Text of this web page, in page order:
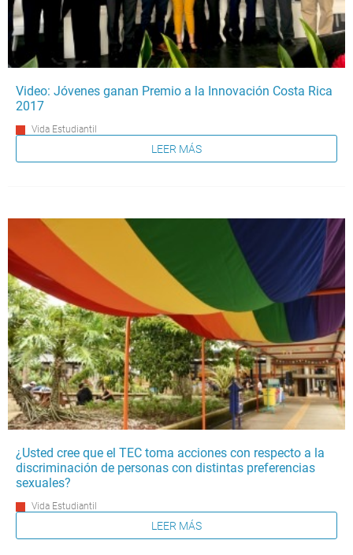
Video: Jóvenes ganan Premio a la Innovación Costa Rica
2017
Vida Estudiantil
LEER MÁS
¿Usted cree que el TEC toma acciones con respecto a la
discriminación de personas con distintas preferencias
sexuales?
Vida Estudiantil
LEER MÁS